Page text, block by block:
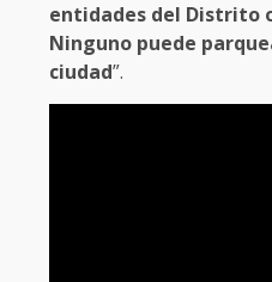
entidades del Distrito
Ninguno puede
ciudad”.